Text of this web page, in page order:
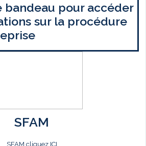
bandeau pour accéder
sur la procédure
SFAM
SFAM cliquez ICI